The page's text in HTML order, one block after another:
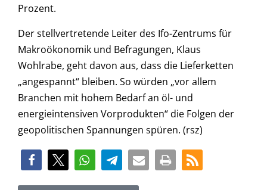
Prozent.
Der stellvertretende Leiter des Ifo-Zentrums für
Makroökonomik und Befragungen, Klaus
Wohlrabe, geht davon aus, dass die Lieferketten
„angespannt“ bleiben. So würden „vor allem
Branchen mit hohem Bedarf an öl- und
energieintensiven Vorprodukten“ die Folgen der
geopolitischen Spannungen spüren. (rsz)